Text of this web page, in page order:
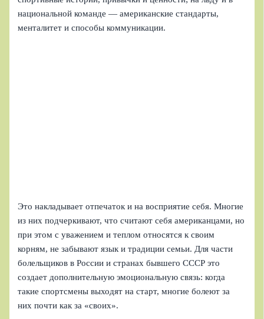
национальной команде — американские стандарты,
менталитет и способы коммуникации.
Это накладывает отпечаток и на восприятие себя. Многие
из них подчеркивают, что считают себя американцами, но
при этом с уважением и теплом относятся к своим
корням, не забывают язык и традиции семьи. Для части
болельщиков в России и странах бывшего СССР это
создает дополнительную эмоциональную связь: когда
такие спортсмены выходят на старт, многие болеют за
них почти как за «своих».